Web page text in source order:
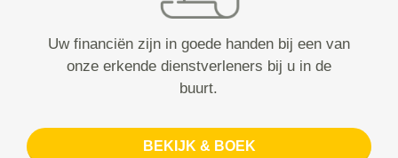
Uw financiën zijn in goede handen bij een van
onze erkende dienstverleners bij u in de
buurt.
BEKIJK & BOEK